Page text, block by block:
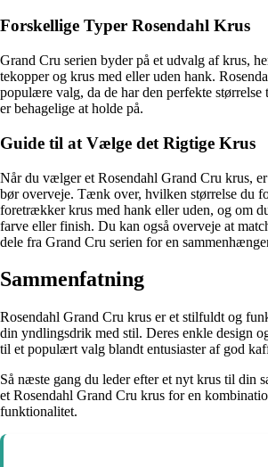
Forskellige Typer Rosendahl Krus
Grand Cru serien byder på et udvalg af krus,
tekopper og krus med eller uden hank.
populære valg, da de har den perfekte
er behagelige at holde på.
Guide til at Vælge det Rigtige Krus
Når du vælger et Rosendahl Grand Cru krus,
bør overveje. Tænk over, hvilken størrelse du
foretrækker krus med hank eller uden, og om
farve eller finish. Du kan også overveje at
dele fra Grand Cru serien for en
Sammenfatning
Rosendahl Grand Cru krus er et stilfuldt og
din yndlingsdrik med stil. Deres enkle design
til et populært valg blandt entusiaster af god
Så næste gang du leder efter et nyt krus til din
et Rosendahl Grand Cru krus for en
funktionalitet.